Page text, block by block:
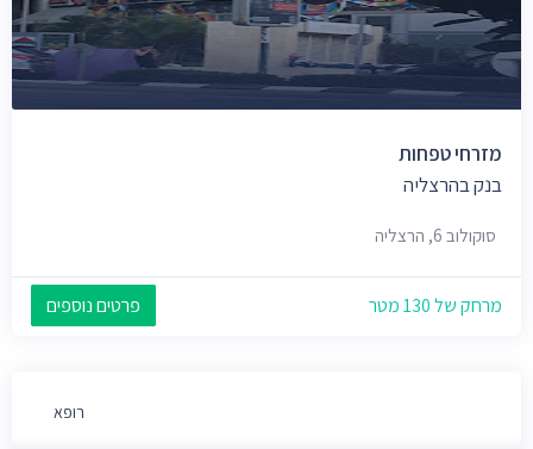
מזרחי טפחות
בנק בהרצליה
סוקולוב 6, הרצליה
מרחק של 130 מטר פרטים נוספים
רופא